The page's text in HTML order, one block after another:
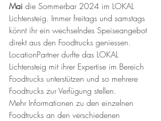
Mai die Sommerbar 2024 im LOKAL
Lichtensteig. Immer freitags und samstags
könnt ihr ein wechselndes Speiseangebot
direkt aus den Foodtrucks geniessen.
LocationPartner durfte das LOKAL
Lichtensteig mit ihrer Expertise im Bereich
Foodtrucks unterstützen und so mehrere
Foodtrucks zur Verfügung stellen.
Mehr Informationen zu den einzelnen
Foodtrucks an den verschiedenen